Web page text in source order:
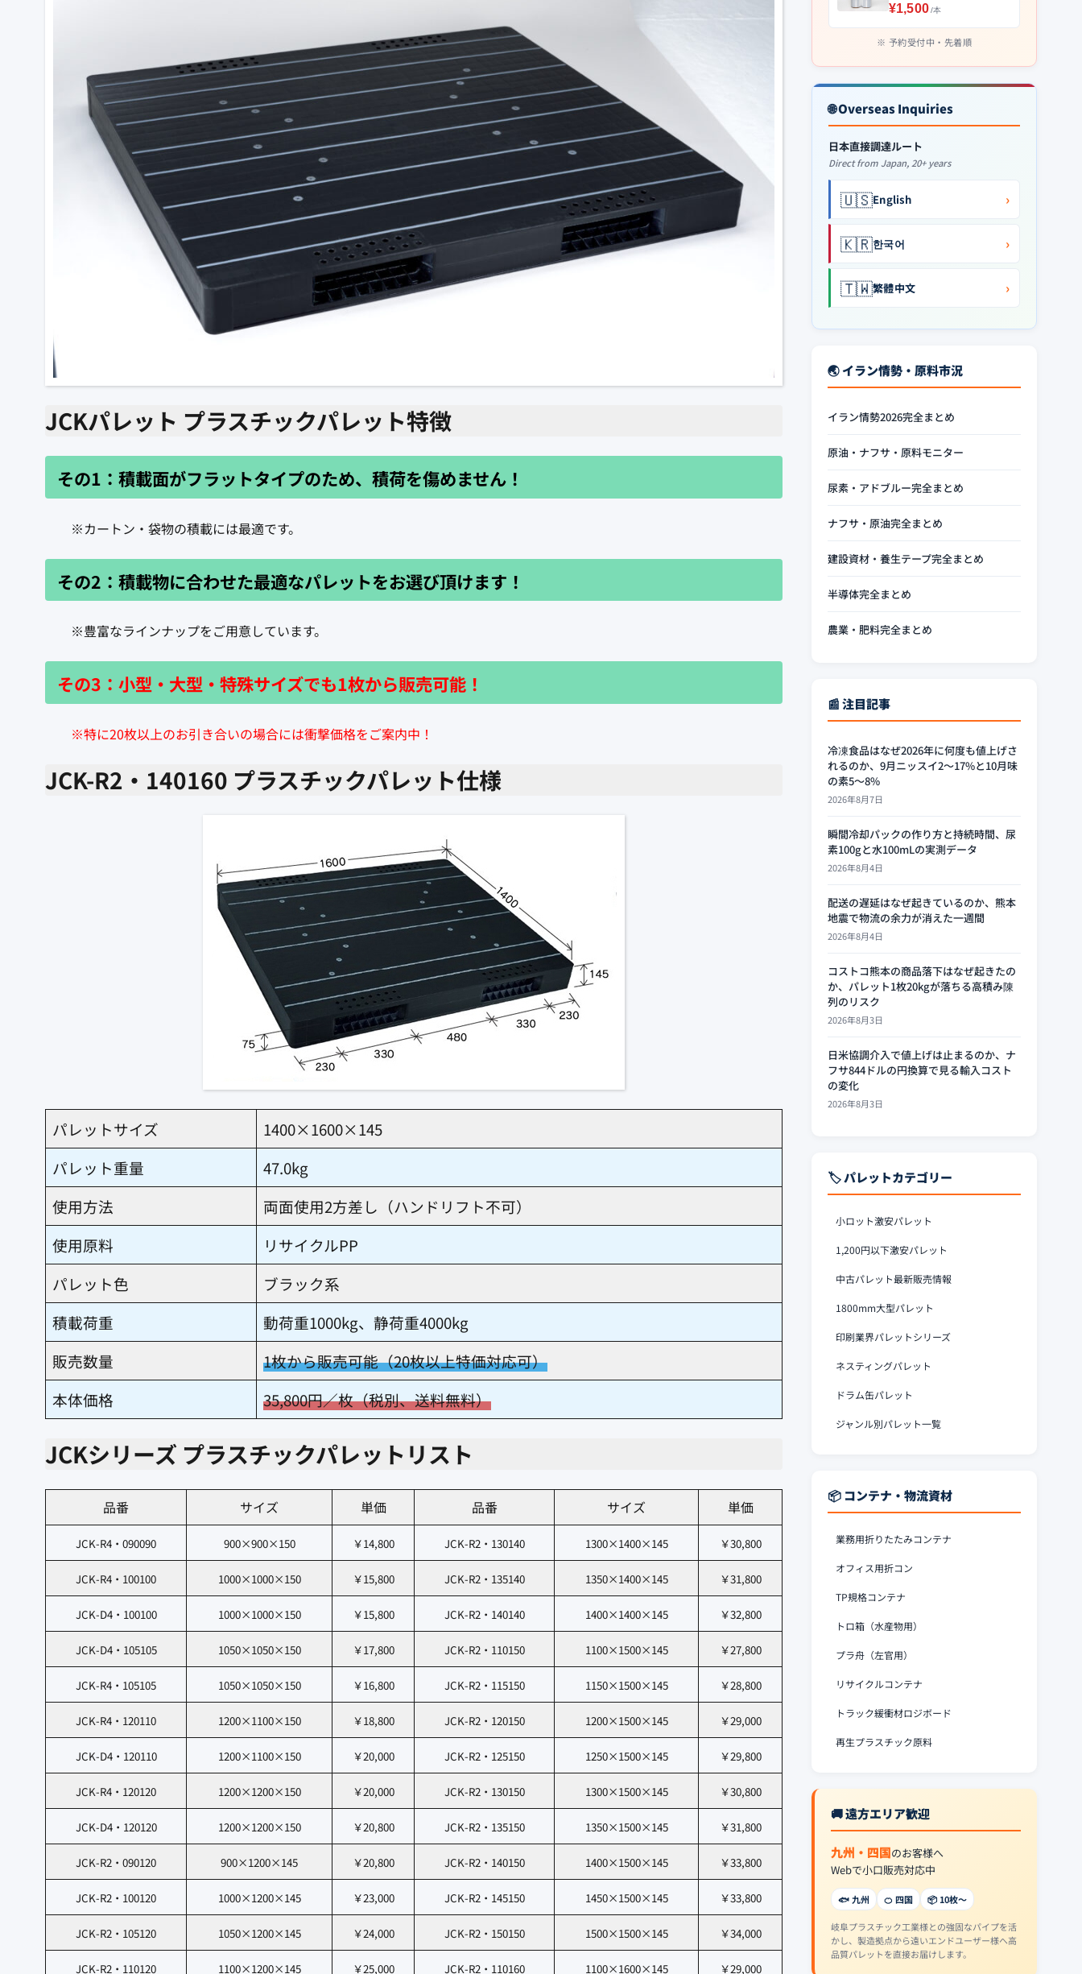
JCKパレット プラスチックパレット特徴
その1：積載面がフラットタイプのため、積荷を傷めません！
※カートン・袋物の積載には最適です。
その2：積載物に合わせた最適なパレットをお選び頂けます！
※豊富なラインナップをご用意しています。
その3：小型・大型・特殊サイズでも1枚から販売可能！
※特に20枚以上のお引き合いの場合には衝撃価格をご案内中！
JCK-R2・140160 プラスチックパレット仕様
パレットサイズ
1400×1600×145
パレット重量
47.0kg
使用方法
両面使用2方差し（ハンドリフト不可）
使用原料
リサイクルPP
パレット色
ブラック系
積載荷重
動荷重1000kg、静荷重4000kg
販売数量
1枚から販売可能（20枚以上特価対応可）
本体価格
35,800円／枚（税別、送料無料）
JCKシリーズ プラスチックパレットリスト
品番 サイズ 単価 品番 サイズ 単価
JCK-R4・090090 900×900×150 ￥14,800 JCK-R2・130140 1300×1400×145 ￥30,800
JCK-R4・100100 1000×1000×150 ￥15,800 JCK-R2・135140 1350×1400×145 ￥31,800
JCK-D4・100100 1000×1000×150 ￥15,800 JCK-R2・140140 1400×1400×145 ￥32,800
JCK-D4・105105 1050×1050×150 ￥17,800 JCK-R2・110150 1100×1500×145 ￥27,800
JCK-R4・105105 1050×1050×150 ￥16,800 JCK-R2・115150 1150×1500×145 ￥28,800
JCK-R4・120110 1200×1100×150 ￥18,800 JCK-R2・120150 1200×1500×145 ￥29,000
JCK-D4・120110 1200×1100×150 ￥20,000 JCK-R2・125150 1250×1500×145 ￥29,800
JCK-R4・120120 1200×1200×150 ￥20,000 JCK-R2・130150 1300×1500×145 ￥30,800
JCK-D4・120120 1200×1200×150 ￥20,800 JCK-R2・135150 1350×1500×145 ￥31,800
JCK-R2・090120 900×1200×145 ￥20,800 JCK-R2・140150 1400×1500×145 ￥33,800
JCK-R2・100120 1000×1200×145 ￥23,000 JCK-R2・145150 1450×1500×145 ￥33,800
JCK-R2・105120 1050×1200×145 ￥24,000 JCK-R2・150150 1500×1500×145 ￥34,000
JCK-R2・110120 1100×1200×145 ￥25,000 JCK-R2・110160 1100×1600×145 ￥29,000
¥1,500/本
予約受付中・先着順
🌐 Overseas Inquiries
日本直接調達ルート
Direct from Japan, 20+ years
🇺🇸English ›
🇰🇷한국어 ›
🇹🇼繁體中文 ›
🌏 イラン情勢・原料市況
イラン情勢2026完全まとめ
原油・ナフサ・原料モニター
尿素・アドブルー完全まとめ
ナフサ・原油完全まとめ
建設資材・養生テープ完全まとめ
半導体完全まとめ
農業・肥料完全まとめ
📰 注目記事
冷凍食品はなぜ2026年に何度も値上げさ
れるのか、9月ニッスイ2〜17%と10月味
の素5〜8%
2026年8月7日
瞬間冷却パックの作り方と持続時間、尿
素100gと水100mLの実測データ
2026年8月4日
配送の遅延はなぜ起きているのか、熊本
地震で物流の余力が消えた一週間
2026年8月4日
コストコ熊本の商品落下はなぜ起きたの
か、パレット1枚20kgが落ちる高積み陳
列のリスク
2026年8月3日
日米協調介入で値上げは止まるのか、ナ
フサ844ドルの円換算で見る輸入コスト
の変化
2026年8月3日
🏷️ パレットカテゴリー
小ロット激安パレット
1,200円以下激安パレット
中古パレット最新販売情報
1800mm大型パレット
印刷業界パレットシリーズ
ネスティングパレット
ドラム缶パレット
ジャンル別パレット一覧
📦 コンテナ・物流資材
業務用折りたたみコンテナ
オフィス用折コン
TP規格コンテナ
トロ箱（水産物用）
プラ舟（左官用）
リサイクルコンテナ
トラック緩衝材ロジボード
再生プラスチック原料
🚚 遠方エリア歓迎
九州・四国のお客様へ
Webで小口販売対応中
🐟 九州 🍊 四国 📦 10枚〜
岐阜プラスチック工業様との強固なパイプを活
かし、製造拠点から遠いエンドユーザー様へ高
品質パレットを直接お届けします。